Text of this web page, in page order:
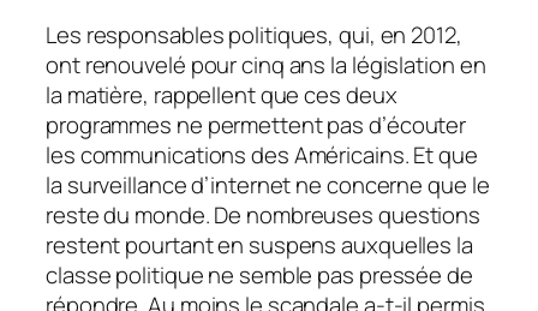
Les responsables politiques, qui, en 2012,
ont renouvelé pour cinq ans la législation en
la matière, rappellent que ces deux
programmes ne permettent pas d’écouter
les communications des Américains. Et que
la surveillance d’internet ne concerne que le
reste du monde. De nombreuses questions
restent pourtant en suspens auxquelles la
classe politique ne semble pas pressée de